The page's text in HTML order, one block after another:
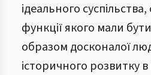
ідеального
функції якого мали
образом досконалої
історичного розвитку в